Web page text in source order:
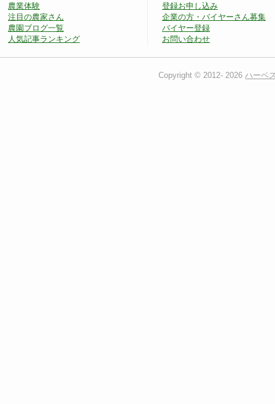
農業体験
注目の農家さん
農園ブログ一覧
人気記事ランキング
登録お申し込み
企業の方・バイヤーさん募集
バイヤー登録
お問い合わせ
Copyright © 2012- 2026 ハーベ